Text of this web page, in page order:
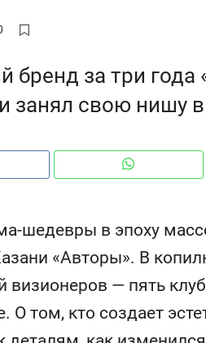
бренд за три года
занял свою нишу
шедевры в эпоху
«Авторы». В
визионеров — пять
О том, кто создает
ГРУПП» и ВТБ
жилого
Казанью
150
ID